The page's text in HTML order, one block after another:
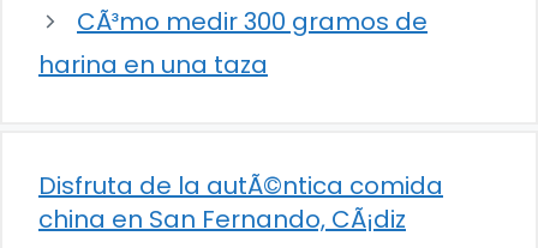
CÃ³mo medir 300 gramos de
harina en una taza
Disfruta de la autÃ©ntica comida
china en San Fernando, CÃ¡diz